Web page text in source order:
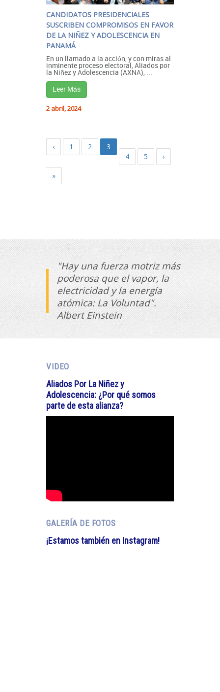
CANDIDATOS PRESIDENCIALES
SUSCRIBEN COMPROMISOS EN FAVOR
DE LA NIÑEZ Y ADOLESCENCIA EN
PANAMÁ
En un llamado a la acción, y con miras al
inminente proceso electoral, Aliados por
la Niñez y Adolescencia (AXNA), ...
Leer Más
2 abril, 2024
‹ 1 2
3
4
5 ›
»
"Hay una fuerza motriz más
poderosa que el vapor, la
electricidad y la energía
atómica: La Voluntad".
Albert Einstein
VIDEO
Aliados Por La Niñez y
Adolescencia: ¿Por qué somos
parte de esta alianza?
GALERÍA DE FOTOS
¡Estamos también en Instagram!